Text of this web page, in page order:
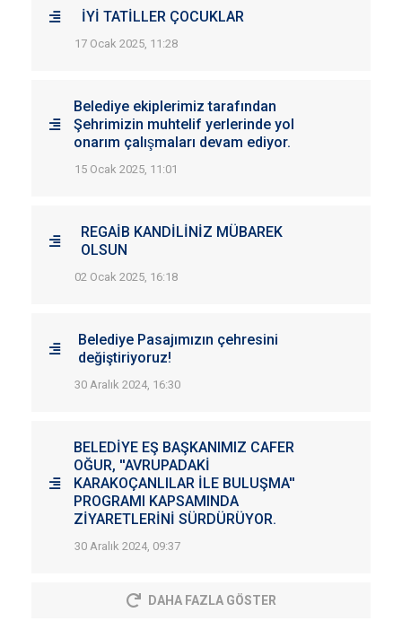
İYİ TATİLLER ÇOCUKLAR
17 Ocak 2025, 11:28
Belediye ekiplerimiz tarafından
Şehrimizin muhtelif yerlerinde yol
onarım çalışmaları devam ediyor.
15 Ocak 2025, 11:01
REGAİB KANDİLİNİZ MÜBAREK
OLSUN
02 Ocak 2025, 16:18
Belediye Pasajımızın çehresini
değiştiriyoruz!
30 Aralık 2024, 16:30
BELEDİYE EŞ BAŞKANIMIZ CAFER
OĞUR, ''AVRUPADAKİ
KARAKOÇANLILAR İLE BULUŞMA''
PROGRAMI KAPSAMINDA
ZİYARETLERİNİ SÜRDÜRÜYOR.
30 Aralık 2024, 09:37
DAHA FAZLA GÖSTER